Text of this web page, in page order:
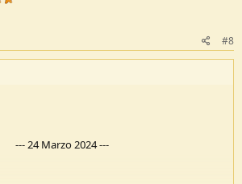
#8
---24 Marzo 2024---